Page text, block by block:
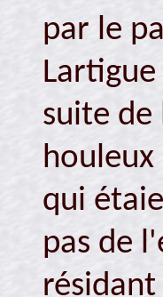
par le
suite de
houleux
qui
pas de